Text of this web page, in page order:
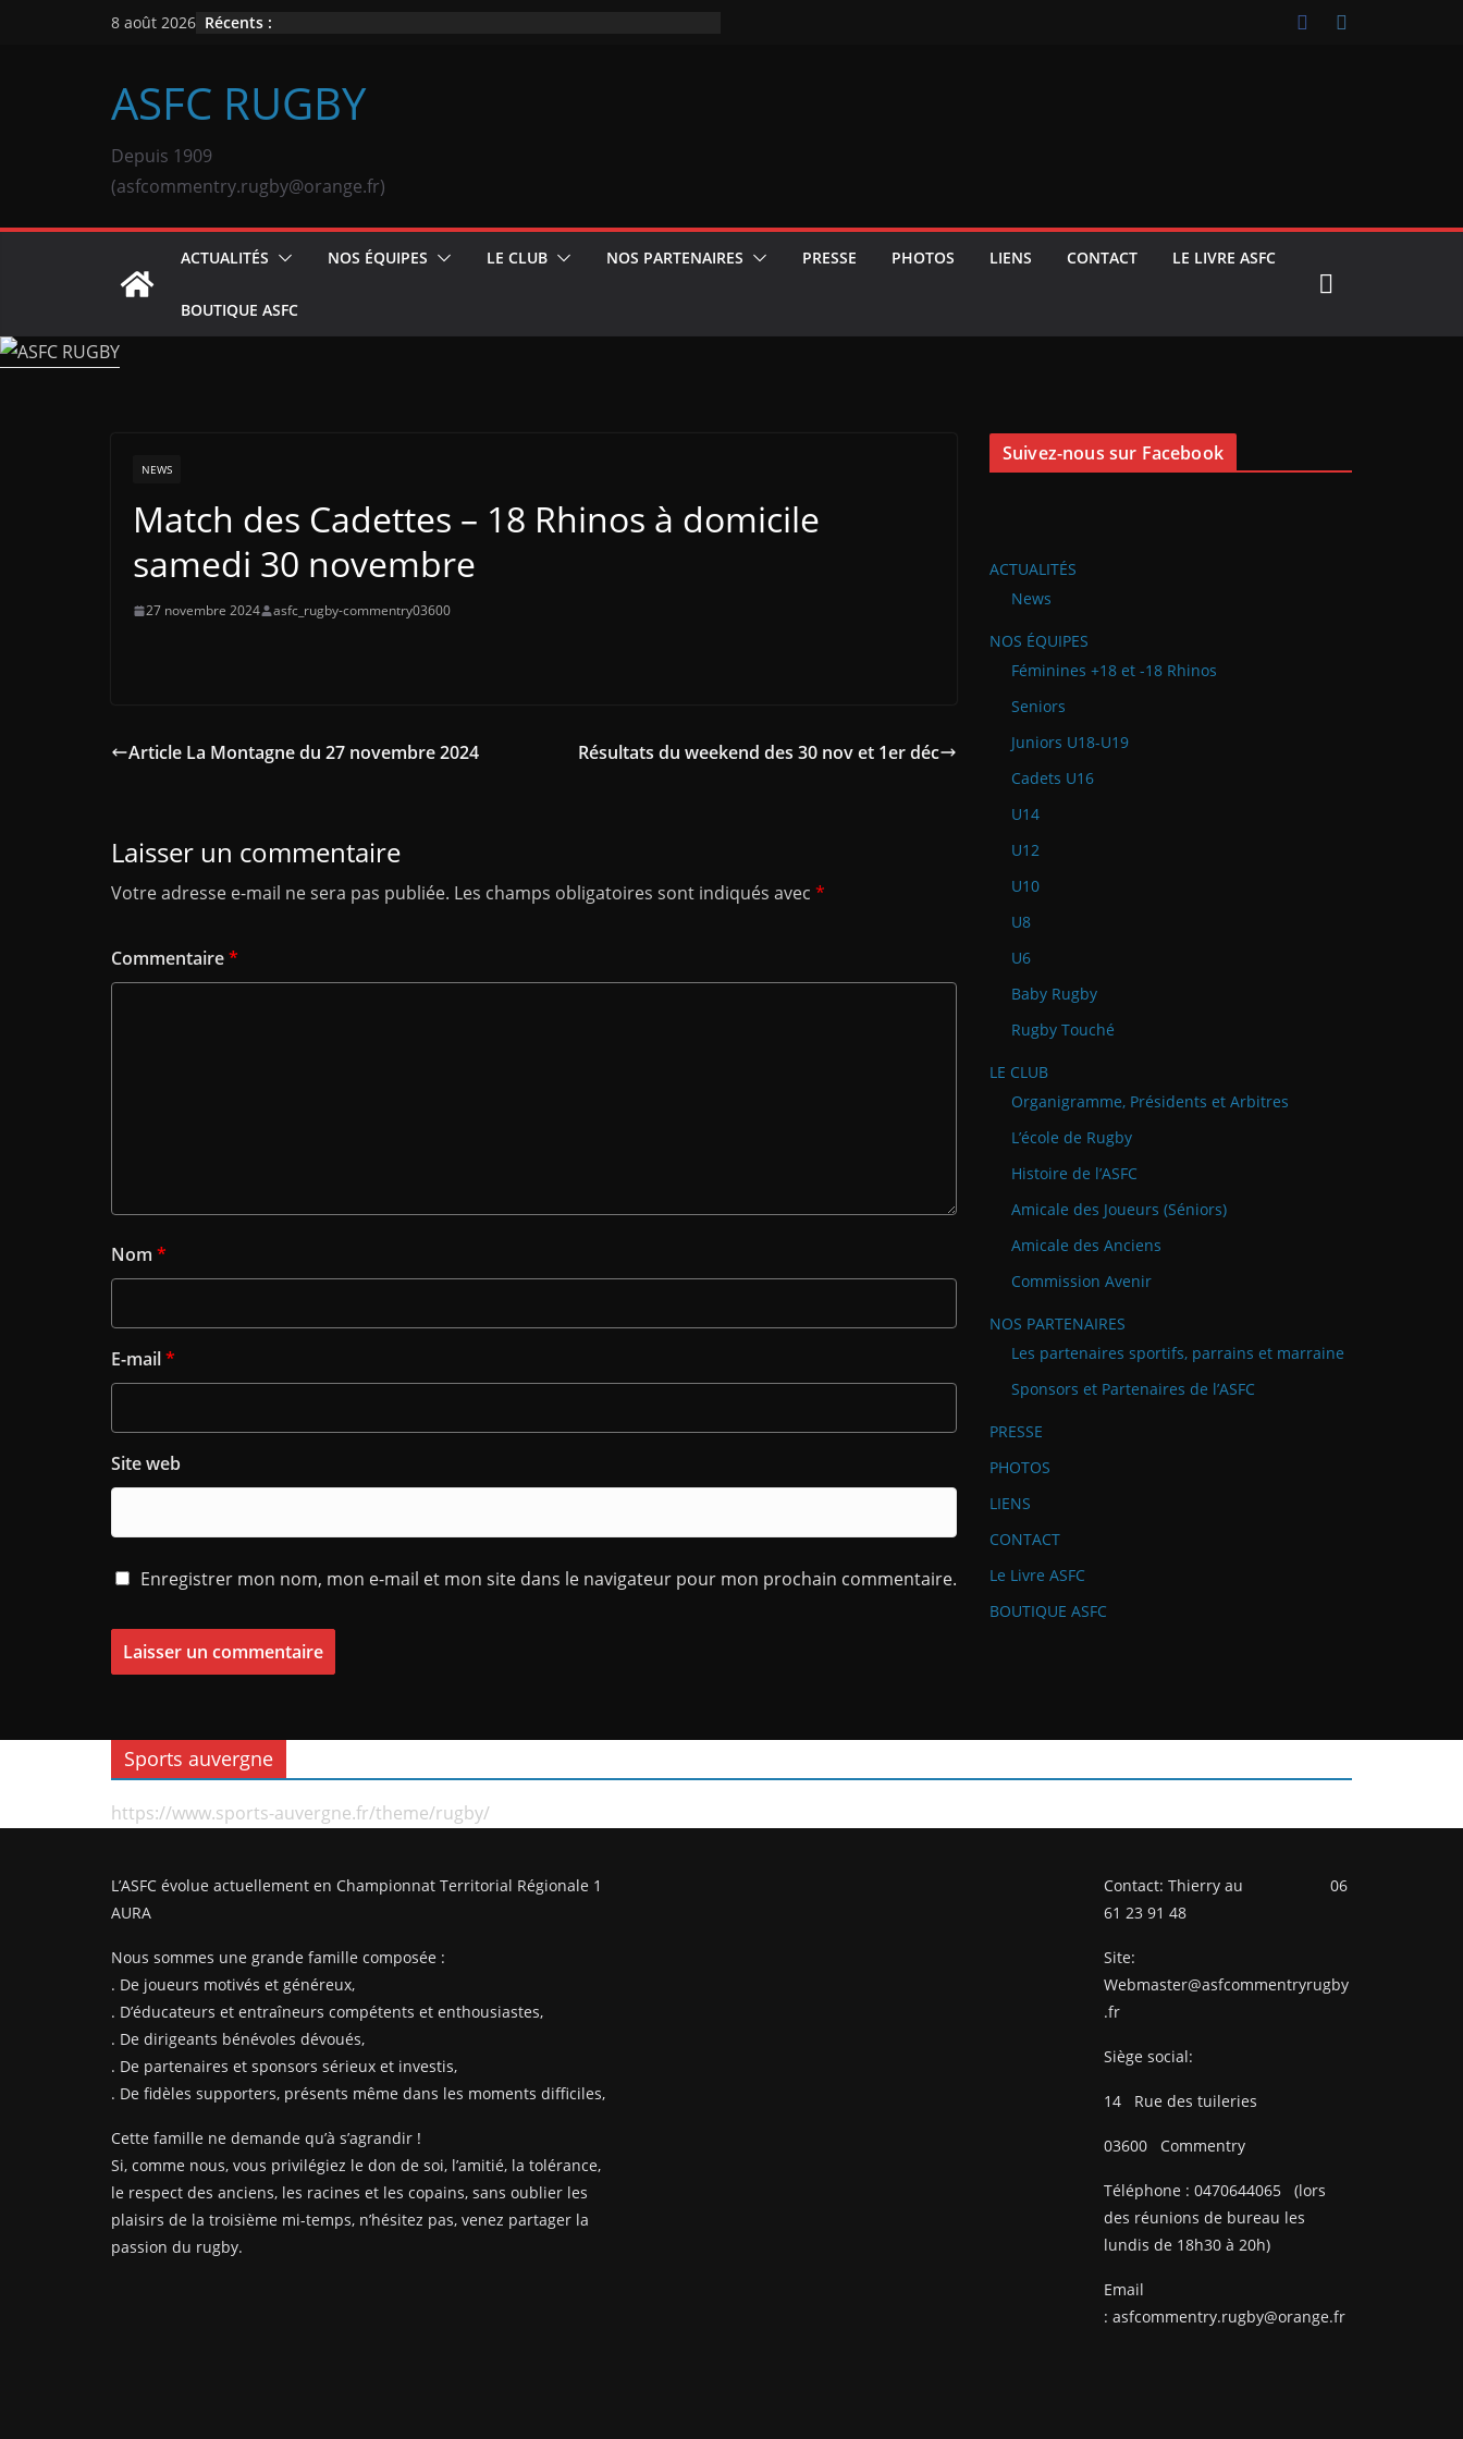
8 août 2026 Récents :
ASFC RUGBY
Depuis 1909
(asfcommentry.rugby@orange.fr)
ACTUALITÉS NOS ÉQUIPES LE CLUB NOS PARTENAIRES PRESSE PHOTOS LIENS CONTACT LE LIVRE ASFC
BOUTIQUE ASFC
NEWS
Match des Cadettes – 18 Rhinos à domicile
samedi 30 novembre
27 novembre 2024 asfc_rugby-commentry03600
Article La Montagne du 27 novembre 2024 Résultats du weekend des 30 nov et 1er déc
Laisser un commentaire
Votre adresse e-mail ne sera pas publiée. Les champs obligatoires sont indiqués avec *
Commentaire*
Nom *
E-mail*
Site web
Enregistrer mon nom, mon e-mail et mon site dans le navigateur pour mon prochain commentaire.
Suivez-nous sur Facebook
ACTUALITÉS
News
NOS ÉQUIPES
Féminines +18 et -18 Rhinos
Seniors
Juniors U18-U19
Cadets U16
U14
U12
U10
U8
U6
Baby Rugby
Rugby Touché
LE CLUB
Organigramme, Présidents et Arbitres
L’école de Rugby
Histoire de l’ASFC
Amicale des Joueurs (Séniors)
Amicale des Anciens
Commission Avenir
NOS PARTENAIRES
Les partenaires sportifs, parrains et marraine
Sponsors et Partenaires de l’ASFC
PRESSE
PHOTOS
LIENS
CONTACT
Le Livre ASFC
BOUTIQUE ASFC
Sports auvergne
https://www.sports-auvergne.fr/theme/rugby/
L’ASFC évolue actuellement en Championnat Territorial Régionale 1
AURA
Nous sommes une grande famille composée :
. De joueurs motivés et généreux,
. D’éducateurs et entraîneurs compétents et enthousiastes,
. De dirigeants bénévoles dévoués,
. De partenaires et sponsors sérieux et investis,
. De fidèles supporters, présents même dans les moments difficiles,
Cette famille ne demande qu’à s’agrandir !
Si, comme nous, vous privilégiez le don de soi, l’amitié, la tolérance,
le respect des anciens, les racines et les copains, sans oublier les
plaisirs de la troisième mi-temps, n’hésitez pas, venez partager la
passion du rugby.
Contact: Thierry au 06
61 23 91 48
Site:
Webmaster@asfcommentryrugby
.fr
Siège social:
14 Rue des tuileries
03600 Commentry
Téléphone : 0470644065
(lors
des réunions de bureau les
lundis de 18h30 à 20h)
Email
: asfcommentry.rugby@orange.fr